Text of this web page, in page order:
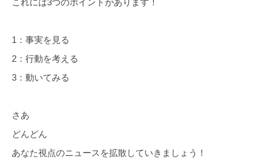
1：事実を見る
2：行動を考える
3：動いてみる
さあ
どんどん
あなた視点のニュースを拡散していきましょう！